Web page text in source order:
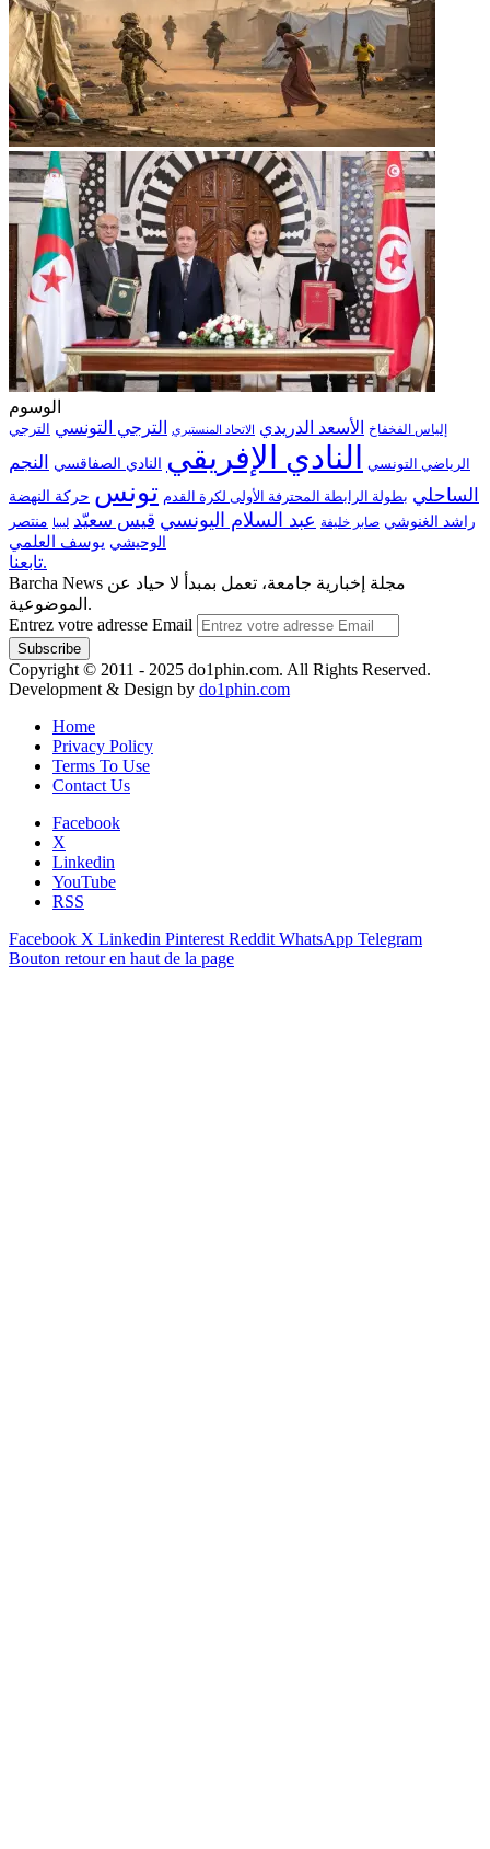
الوسوم
إلياس الفخفاخ الأسعد الدريدي الاتحاد المنستيري الترجي التونسي الترجي
الرياضي التونسي النادي الإفريقي النادي الصفاقسي
النجم
الساحلي بطولة الرابطة المحترفة الأولى لكرة القدم تونس حركة النهضة
راشد الغنوشي صابر خليفة عبد السلام اليونسي قيس سعيّد ليبيا
منتصر
الوحيشي يوسف العلمي
تابعنا.
Barcha News مجلة إخبارية جامعة، تعمل بمبدأ لا حياد عن
الموضوعية.
Entrez votre adresse Email
Copyright © 2011 - 2025 do1phin.com. All Rights Reserved.
Development & Design by do1phin.com
Home
Privacy Policy
Terms To Use
Contact Us
Facebook
X
Linkedin
YouTube
RSS
Facebook X Linkedin Pinterest Reddit WhatsApp Telegram
Bouton retour en haut de la page